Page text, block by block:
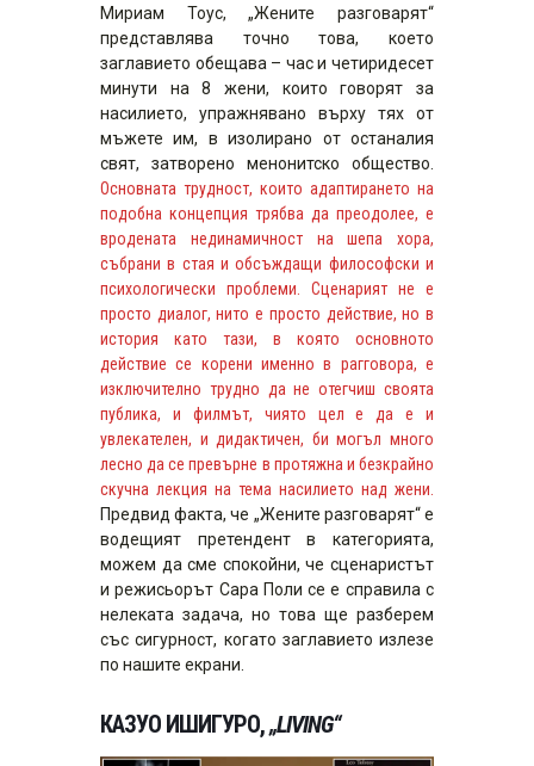
Мириам Тоус, „Жените разговарят“
представлява точно това, което
заглавието обещава – час и четиридесет
минути на 8 жени, които говорят за
насилието, упражнявано върху тях от
мъжете им, в изолирано от останалия
свят, затворено менонитско общество.
Основната трудност, които адаптирането на
подобна концепция трябва да преодолее, е
вродената нединамичност на шепа хора,
събрани в стая и обсъждащи философски и
психологически проблеми. Сценарият не е
просто диалог, нито е просто действие, но в
история като тази, в която основното
действие се корени именно в рагговора, е
изключително трудно да не отегчиш своята
публика, и филмът, чиято цел е да е и
увлекателен, и дидактичен, би могъл много
лесно да се превърне в протяжна и безкрайно
скучна лекция на тема насилието над жени.
Предвид факта, че „Жените разговарят“ е
водещият претендент в категорията,
можем да сме спокойни, че сценаристът
и режисьорът Сара Поли се е справила с
нелеката задача, но това ще разберем
със сигурност, когато заглавието излезе
по нашите екрани.
КАЗУО ИШИГУРО,„LIVING“